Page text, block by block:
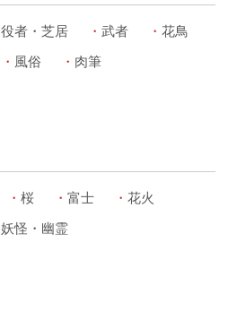
役者・芝居 武者
花鳥
風俗 肉筆
桜 富士
花火
妖怪・幽霊